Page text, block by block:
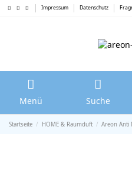
Impressum Datenschutz
Menü Suche
Startseite HOME & Raumduft Areon Anti